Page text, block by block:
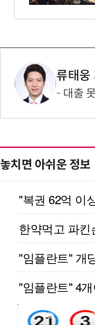
류태웅
대출 못
놓치면 아쉬운 정보